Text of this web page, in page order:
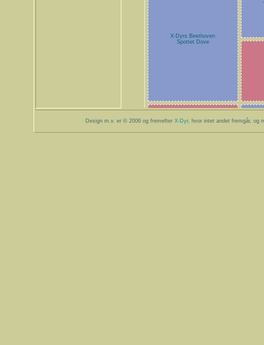
X-Dyrs Beethoven
Spottet Dove
Design m.v. er © 2006 og fremefter X-Dyr, hvor intet andet fremgår, og